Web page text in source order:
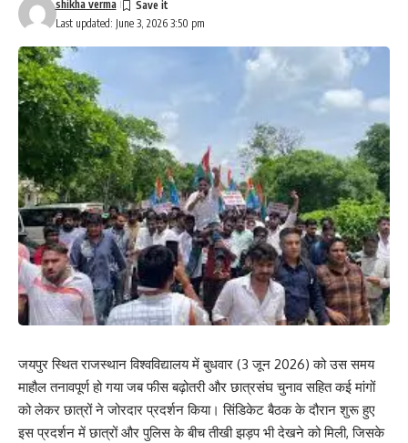
Last updated: June 3, 2026 3:50 pm
shikha verma
जयपुर स्थित राजस्थान विश्वविद्यालय में बुधवार (3 जून 2026) को उस समय
माहौल तनावपूर्ण हो गया जब फीस बढ़ोतरी और छात्रसंघ चुनाव सहित कई मांगों
को लेकर छात्रों ने जोरदार प्रदर्शन किया। सिंडिकेट बैठक के दौरान शुरू हुए
इस प्रदर्शन में छात्रों और पुलिस के बीच तीखी झड़प भी देखने को मिली, जिसके